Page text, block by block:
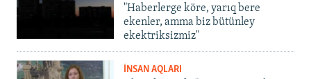
"Haberlerge köre, yarıq bere
ekenler, amma biz bütünley
ekektriksizmiz"
İNSAN AQLARI